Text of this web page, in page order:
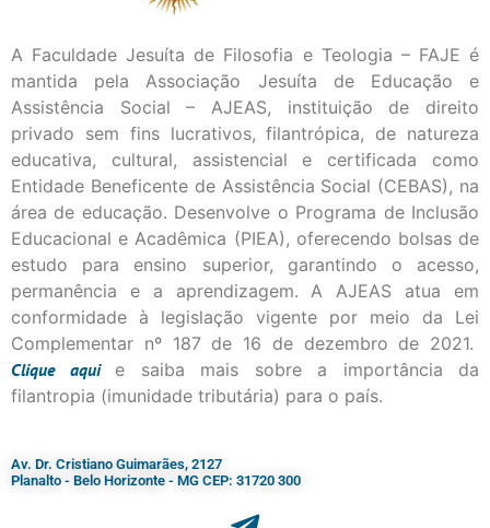
A Faculdade Jesuíta de Filosofia e Teologia – FAJE é
mantida pela Associação Jesuíta de Educação e
Assistência Social – AJEAS, instituição de direito
privado sem fins lucrativos, filantrópica, de natureza
educativa, cultural, assistencial e certificada como
Entidade Beneficente de Assistência Social (CEBAS), na
área de educação. Desenvolve o Programa de Inclusão
Educacional e Acadêmica (PIEA), oferecendo bolsas de
estudo para ensino superior, garantindo o acesso,
permanência e a aprendizagem. A AJEAS atua em
conformidade à legislação vigente por meio da Lei
Complementar nº 187 de 16 de dezembro de 2021.
Cliqueaqui
e saiba mais sobre a importância da
filantropia (imunidade tributária) para o país.
Av. Dr. Cristiano Guimarães, 2127
Planalto - Belo Horizonte - MG CEP: 31720 300